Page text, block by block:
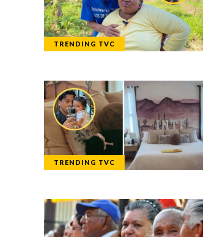
TRENDING TVC
TRENDING TVC